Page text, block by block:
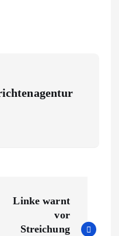
Linke warnt
vor
Streichung